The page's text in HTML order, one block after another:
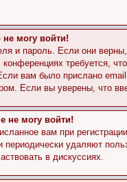
не могу войти!
и пароль. Если они
требуется,
вам было прислано
Если вы уверены, что
не могу войти!
вам при
периодически удаляют
в дискуссиях.